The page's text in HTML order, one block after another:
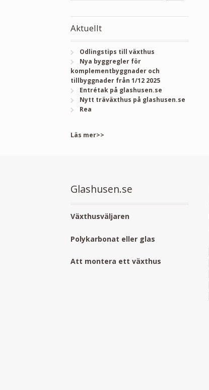
Aktuellt
Odlingstips till växthus
Nya byggregler för
komplementbyggnader och
tillbyggnader från 1/12 2025
Entrétak på glashusen.se
Nytt träväxthus på glashusen.se
Rea
Läs mer>>
Glashusen.se
Växthusväljaren
Polykarbonat eller glas
Att montera ett växthus